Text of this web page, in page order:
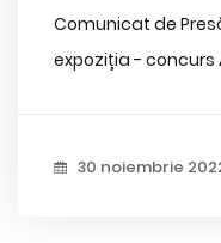
Comunicat de
expoziția - concurs
30 noiembrie